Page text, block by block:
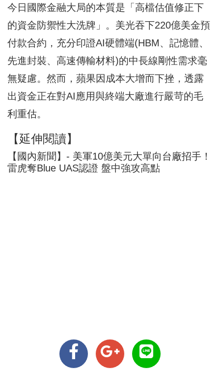
今日國際金融大局的本質是「高檔估值修正下
的資金防禦性大洗牌」。美光吞下220億美金預
付款合約，充分印證AI硬體端(HBM、記憶體、
先進封裝、高速傳輸材料)的中長線剛性需求毫
無疑慮。然而，蘋果因成本大增而下挫，透露
出資金正在對AI應用與終端大廠進行嚴苛的毛
利重估。
【延伸閱讀】
【國內新聞】- 美軍10億美元大單向台廠招手！
雷虎奪Blue UAS認證 盤中強攻高點